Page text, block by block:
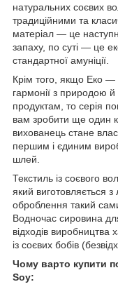
натуральних соєвих
традиційними та
матеріал — це
запаху, по суті — це
стандартної амуніції.
Крім того, якщо Еко —
гармонії з природою
продуктам, то серія
вам зробити ще один
вихованець стане
першим і єдиним
шлей.
Текстиль із соєвого
який виготовляється
оброблення такий
Водночас сировина
відходів виробництва
із соєвих бобів
Чому варто купити
Soy: